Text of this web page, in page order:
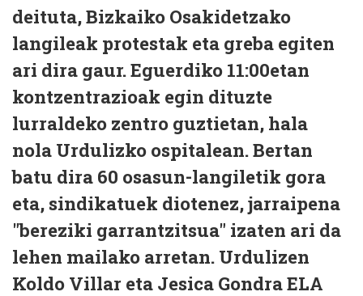
deituta, Bizkaiko Osakidetzako
langileak protestak eta greba egiten
ari dira gaur. Eguerdiko 11:00etan
kontzentrazioak egin dituzte
lurraldeko zentro guztietan, hala
nola Urdulizko ospitalean. Bertan
batu dira 60 osasun-langiletik gora
eta, sindikatuek diotenez, jarraipena
"bereziki garrantzitsua" izaten ari da
lehen mailako arretan. Urdulizen
Koldo Villar eta Jesica Gondra ELA